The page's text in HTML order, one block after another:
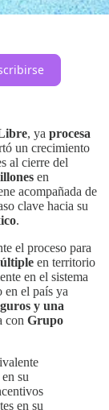
, ya procesa
un crecimiento
al cierre del
en
acompañada de
clave hacia su
.
el proceso para
en territorio
en el sistema
el país ya
y una
con Grupo
su
en su